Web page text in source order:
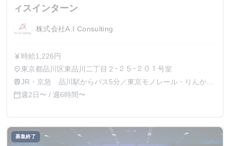
ィスインターン
株式会社A.I Consulting
currency_yen 時給1,226円
place東京都品川区東品川二丁目２ｰ２５ｰ２０１号室
trainJR・京急 品川駅からバス5分／東京モノレール・りんかい
線 天王洲アイル駅 徒歩5分
calendar_today週2日〜 / 週6時間〜
募集終了